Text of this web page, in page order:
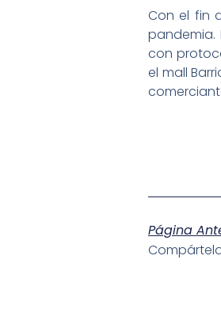
Con el fin
pandemia.
con
el mall
Página